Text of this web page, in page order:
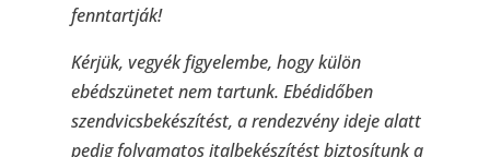
fenntartják!
Kérjük, vegyék figyelembe, hogy külön
ebédszünetet nem tartunk. Ebédidőben
szendvicsbekészítést, a rendezvény ideje alatt
pedig folyamatos italbekészítést biztosítunk a